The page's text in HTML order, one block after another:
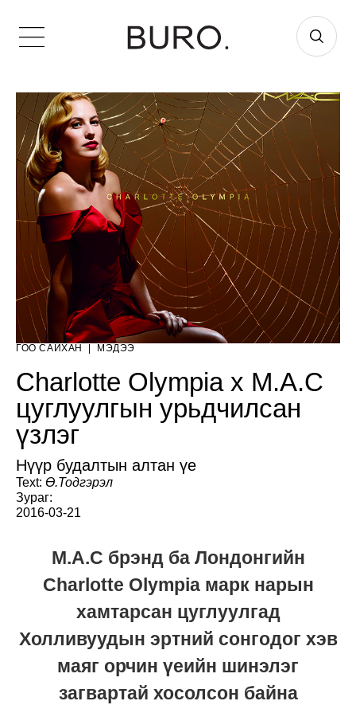
ГОО САЙХАН МЭДЭЭ
Charlotte Olympia x M.A.C
цуглуулгын урьдчилсан
үзлэг
Нүүр будалтын алтан үе
Text: Ө.Тодгэрэл
Зураг:
2016-03-21
M.A.C брэнд ба Лондонгийн
Charlotte Olympia марк нарын
хамтарсан цуглуулгад
Холливуудын эртний сонгодог хэв
маяг орчин үеийн шинэлэг
загвартай хосолсон байна